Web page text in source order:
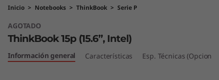
B
o
o
Inicio > Notebooks > ThinkBook > Serie P
AGOTADO
ThinkBook 15p (15.6”, Intel)
Información general Características Esp. Técnicas